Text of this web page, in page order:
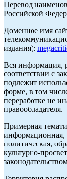
Перевод
Российской
Доменное имя
издания):
Вся информация,
соответствии с
подлежит
форме, в том
переработке не
правообладателя.
Примерная
информационная,
политическая,
культурно-